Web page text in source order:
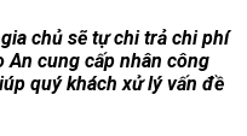
chủ sẽ tự chi trả chi phí
An cung cấp nhân công
quý khách xử lý vấn đề